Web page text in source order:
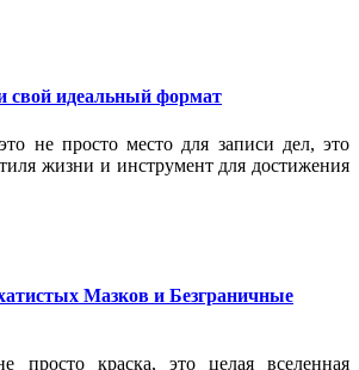
свой идеальный формат
не просто место для записи дел, это
жизни и инструмент для достижения
Мазков и Безграничные
просто краска, это целая вселенная